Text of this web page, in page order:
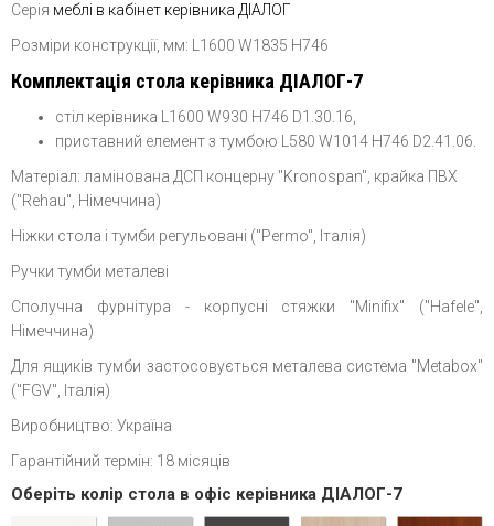
Серія меблі в кабінет керівника ДІАЛОГ
Розміри конструкції, мм: L1600 W1835 H746
Комплектація стола керівника ДІАЛОГ-7
стіл керівника L1600 W930 H746 D1.30.16,
приставний елемент з тумбою L580 W1014 H746 D2.41.06.
Матеріал: ламінована ДСП концерну "Kronospan", крайка ПВХ
("Rehau", Німеччина)
Ніжки стола і тумби регульовані ("Permo", Італія)
Ручки тумби металеві
Сполучна фурнітура - корпусні стяжки "Minifix" ("Hafele",
Німеччина)
Для ящиків тумби застосовується металева система "Metabox"
("FGV", Італія)
Виробництво: Україна
Гарантійний термін: 18 місяців
Оберіть колір стола в офіс керівника ДІАЛОГ-7